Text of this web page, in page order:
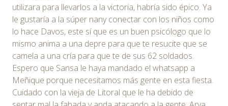
utilizara para llevarlos a la victoria, habría sido épico. Ya
le gustaría a la súper nany conectar con los niños como
lo hace Davos, este sí que es un buen psicólogo que lo
mismo anima a una depre para que te resucite que se
camela a una cría para que te de sus 62 soldados.
Espero que Sansa le haya mandado el whatsapp a
Meñique porque necesitamos más gente en esta fiesta.
Cuidado con la vieja de Litoral que le ha debido de